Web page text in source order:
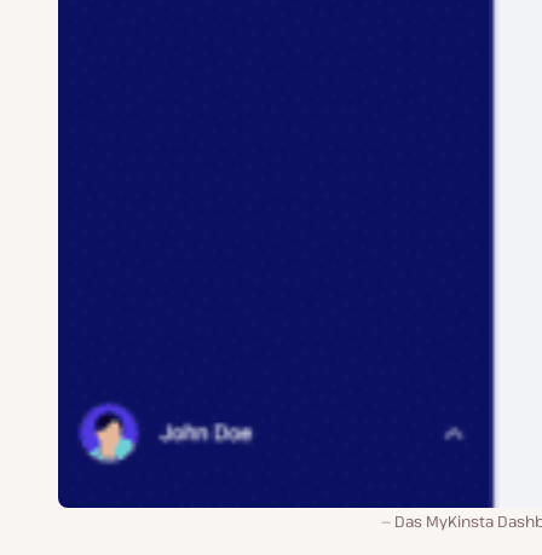
Das MyKinsta